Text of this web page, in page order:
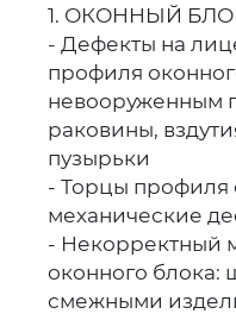
1. ОКОННЫЙ
- Дефекты на
профиля
невооруженным
раковины,
пузырьки
- Торцы профиля
механические
- Некорректный
оконного блока:
смежными